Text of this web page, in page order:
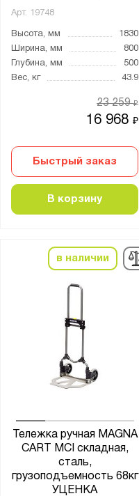
Арт. 19748
Высота, мм
1830
Ширина, мм
800
Глубина, мм
500
Вес, кг
43.9
16 968₽
23 259₽
Быстрый заказ
В корзину
в наличии
Тележка ручная MAGNA
CART MCI складная,
сталь,
грузоподъемность 68кг
УЦЕНКА
Материал:
Металл
Тип замка:
1 ключевой
Ключевой
Страна производства:
ПАКС-Металл
Практик
MAGNA